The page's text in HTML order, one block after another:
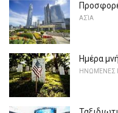
ΑΣΊΑ
Ημέρα
ΗΝΩΜΈΝΕΣ